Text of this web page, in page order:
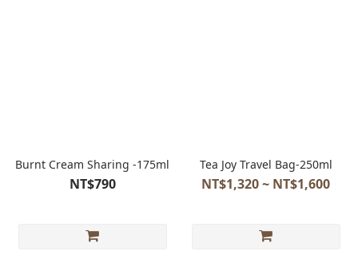
Burnt Cream Sharing -175ml
NT$790
Tea Joy Travel Bag-250ml
NT$1,320 ~ NT$1,600